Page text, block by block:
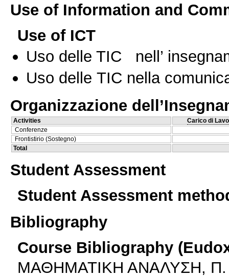
Use of Information and
Use of ICT
Uso delle TIC nell’
Uso delle TIC nella
Organizzazione
Activities
Carico di
Conferenze
Frontistirio (Sostegno)
Total
Student Assessment
Student Assessment
Bibliography
Course Bibliography
ΜΑΘΗΜΑΤΙΚΗ ΑΝΑΛΥΣΗ, Π.